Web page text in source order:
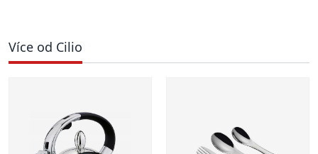
Více od Cilio